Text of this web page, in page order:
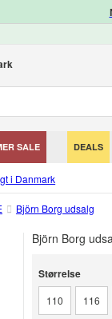
SALE DEALS
i Danmark
Björn Borg udsalg
Björn Borg
Størrelse
110 116